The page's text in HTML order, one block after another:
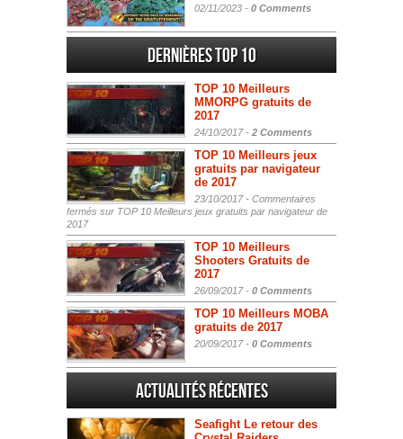
02/11/2023 - 0 Comments
Dernières Top 10
TOP 10 Meilleurs
MMORPG gratuits de
2017
24/10/2017 - 2 Comments
TOP 10 Meilleurs jeux
gratuits par navigateur
de 2017
23/10/2017 - Commentaires
fermés sur TOP 10 Meilleurs jeux gratuits par navigateur de
2017
TOP 10 Meilleurs
Shooters Gratuits de
2017
26/09/2017 - 0 Comments
TOP 10 Meilleurs MOBA
gratuits de 2017
20/09/2017 - 0 Comments
Actualités Récentes
Seafight Le retour des